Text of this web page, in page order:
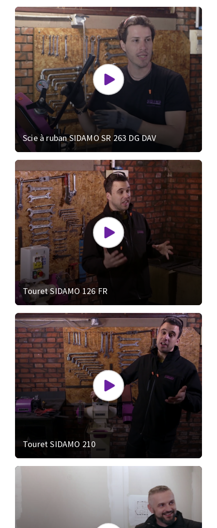
Scie à ruban SIDAMO SR 263 DG DAV
Touret SIDAMO 126 FR
Touret SIDAMO 210